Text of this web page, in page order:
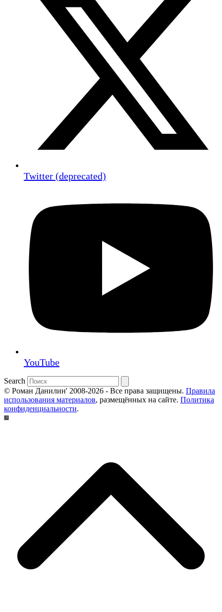
Twitter (deprecated)
YouTube
Search
© Роман Данилин' 2008-2026 - Все права защищены. Правила
использования материалов, размещённых на сайте. Политика
конфиденциальности.